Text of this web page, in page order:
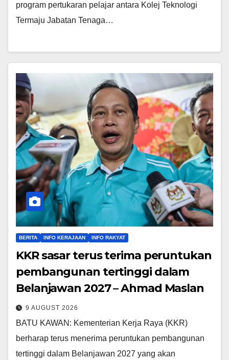
program pertukaran pelajar antara Kolej Teknologi
Termaju Jabatan Tenaga…
BERITA INFO KERAJAAN INFO RAKYAT
KKR sasar terus terima peruntukan
pembangunan tertinggi dalam
Belanjawan 2027 – Ahmad Maslan
9 AUGUST 2026
BATU KAWAN: Kementerian Kerja Raya (KKR)
berharap terus menerima peruntukan pembangunan
tertinggi dalam Belanjawan 2027 yang akan